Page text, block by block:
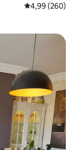
Évaluation
4,99 (260)